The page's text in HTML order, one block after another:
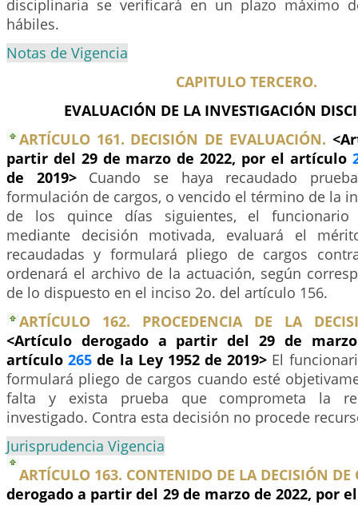
disciplinaria se verificará en un plazo máximo
hábiles.
Notas de Vigencia
CAPITULO TERCERO.
EVALUACIÓN DE LA INVESTIGACIÓN
ARTÍCULO 161. DECISIÓN DE EVALUACIÓN.
partir del 29 de marzo de 2022, por el artículo
de 2019> Cuando se haya recaudado
formulación de cargos, o vencido el término de la
de los quince días siguientes, el funcionario
mediante decisión motivada, evaluará el
recaudadas y formulará pliego de cargos
ordenará el archivo de la actuación, según
de lo dispuesto en el inciso 2o. del artículo 156.
ARTÍCULO 162. PROCEDENCIA DE LA
<Artículo derogado a partir del 29 de
artículo265 de la Ley 1952 de 2019> El
formulará pliego de cargos cuando esté
falta y exista prueba que comprometa la
investigado. Contra esta decisión no procede
Jurisprudencia Vigencia
ARTÍCULO 163. CONTENIDO DE LA DECISIÓN DE
derogado a partir del 29 de marzo de 2022, por